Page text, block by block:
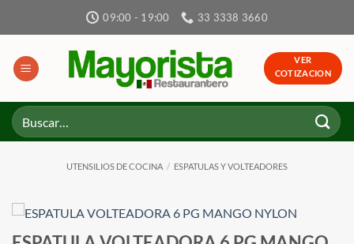
09:00 - 19:00 33 3338 3660
VER
COTIZACION
Buscar
por:
UTENSILIOS DE COCINA / ESPATULAS Y VOLTEADORES